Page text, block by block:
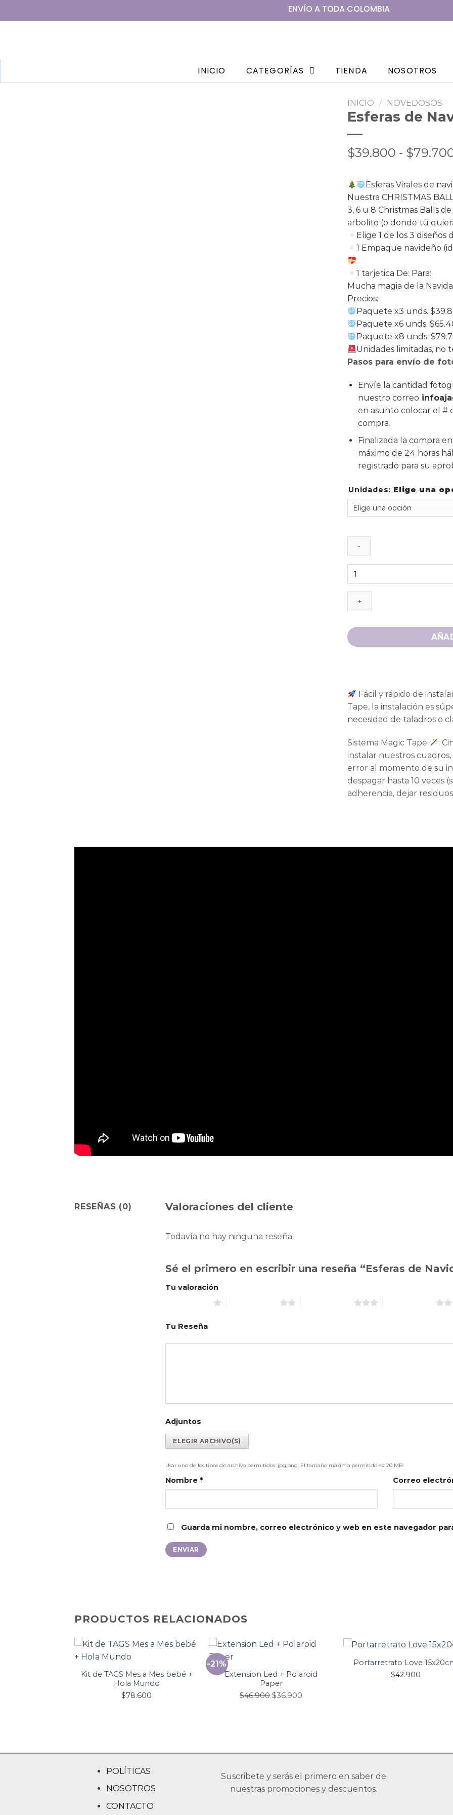
ENVÍO A TODA COLOMBIA
INICIO CATEGORÍAS TIENDA NOSOTROS
INICIO / NOVEDOSOS
Esferas de
$39.800 - $
Esferas Virales de
Nuestra CHRISTMAS
3, 6 u 8 Christmas Balls
arbolito (o donde tú
Elige 1 de los 3 diseños
1 Empaque navideño
1 tarjetica De: Para:
Mucha magia de la
Precios:
Paquete x3 unds.
Paquete x6 unds.
Paquete x8 unds.
Unidades limitadas, no
Pasos para envío de
Envíe la cantidad
nuestro correo
en asunto colocar el #
compra.
Finalizada la compra
máximo de 24 horas
registrado para su
Unidades: Elige una
Fácil y rápido de
Tape, la instalación es
necesidad de taladros o
Sistema Magic Tape
:
instalar nuestros
error al momento de su
despagar hasta 10 veces
adherencia, dejar
RESEÑAS (0) Valoraciones del cliente
Todavía no hay ninguna reseña.
Sé el primero en escribir una reseña “Esferas de
Tu valoración
Tu Reseña
Adjuntos
Usar uno de los tipos de archivo permitidos: jpg,png. El tamaño máximo permitido es: 20 MB.
Nombre * Correo
Guarda mi nombre, correo electrónico y web en este navegador
PRODUCTOS RELACIONADOS
Kit de TAGS Mes a Mes bebé +
Hola Mundo
$78.600
-21%
Extension Led + Polaroid
Paper
$46.900 $36.900
Portarretrato Love
$42.900
POLÍTICAS
NOSOTROS
CONTACTO
Suscribete y serás el primero en saber de
nuestras promociones y descuentos.